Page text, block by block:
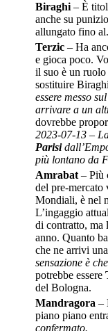
Biraghi – È
anche su
allungato fino al.
Terzic – Ha
e gioca poco.
il suo è un
sostituire
essere messo
arrivare a un
dovrebbe
2023-07-13 –
Parisi
più lontano da
Amrabat – Più
del pre-mercato
Mondiali, è nel
L’ingaggio
di contratto, ma
anno. Quanto
che ne arrivi
sensazione è
potrebbe essere
del Bologna.
Mandragora –
piano piano
confermato.